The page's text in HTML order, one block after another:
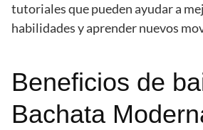
tutoriales que pueden ayudar a
habilidades y aprender nuevos
Beneficios de
Bachata